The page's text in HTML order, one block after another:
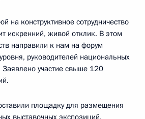
на конструктивное сотрудничество
искренний, живой отклик. В этом
направили к нам на форум
руководителей национальных
участие свыше 120
площадку для размещения
выставочных экспозиций.